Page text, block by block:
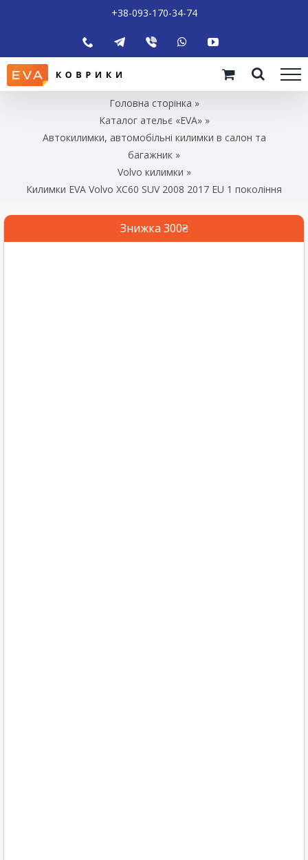
+38-093-170-34-74
Головна сторінка »
Каталог ательє «EVA»»
Автокилимки, автомобільні килимки в салон та
багажник »
Volvo килимки »
Килимки EVA Volvo XC60 SUV 2008 2017 EU 1 покоління
Знижка 300₴